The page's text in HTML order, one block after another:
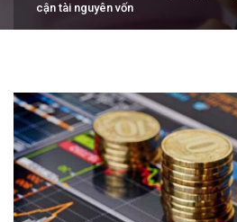
cận tài nguyên vốn